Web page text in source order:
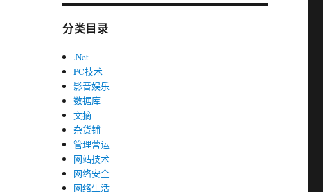
分类目录
.Net
PC技术
影音娱乐
数据库
文摘
杂货铺
管理营运
网站技术
网络安全
网络生活